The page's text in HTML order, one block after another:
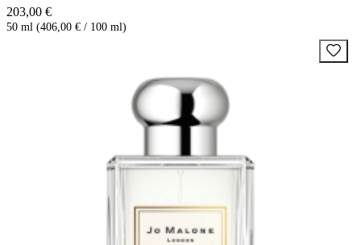
203,00 €
50 ml (406,00 € / 100 ml)